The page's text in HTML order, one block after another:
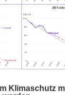
Klima­schutz